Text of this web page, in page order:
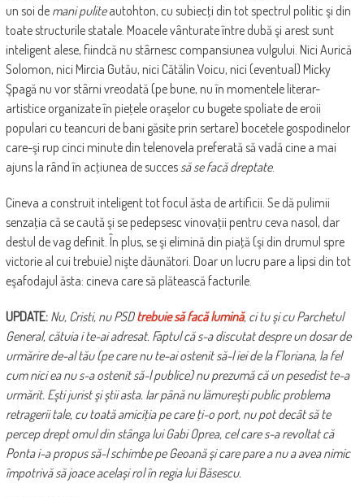
un soi de mani puliteautohton, cu subiecţi din tot spectrul politic şi din
toate structurile statale. Moacele vânturate între dubă şi arest sunt
inteligent alese, fiindcă nu stârnesc compansiunea vulgului. Nici Aurică
Solomon, nici Mircia Gutău, nici Cătălin Voicu, nici (eventual) Micky
Şpagă nu vor stârni vreodată (pe bune, nu în momentele literar-
artistice organizate în pieţele oraşelor cu bugete spoliate de eroii
populari cu teancuri de bani găsite prin sertare) bocetele gospodinelor
care-şi rup cinci minute din telenovela preferată să vadă cine a mai
ajuns la rând în acţiunea de succes să se facă dreptate.
Cineva a construit inteligent tot focul ăsta de artificii. Se dă pulimii
senzaţia că se caută şi se pedepsesc vinovaţii pentru ceva nasol, dar
destul de vag definit. În plus, se şi elimină din piaţă (şi din drumul spre
victorie al cui trebuie) nişte dăunători. Doar un lucru pare a lipsi din tot
eşafodajul ăsta: cineva care să plătească facturile.
UPDATE: Nu, Cristi, nu PSDtrebuie să facă lumină, ci tu şi cu Parchetul
General, cătuia i te-ai adresat. Faptul că s-a discutat despre un dosar de
urmărire de-al tău (pe care nu te-ai ostenit să-l iei de la Floriana, la fel
cum nici ea nu s-a ostenit să-l publice) nu prezumă că un pesedist te-a
urmărit. Eşti jurist şi ştii asta. Iar până nu lămureşti public problema
retragerii tale, cu toată amiciţia pe care ţi-o port, nu pot decât să te
percep drept omul din stânga lui Gabi Oprea, cel care s-a revoltat că
Ponta i-a propus să-l schimbe pe Geoană şi care pare a nu a avea nimic
împotrivă să joace acelaşi rol în regia lui Băsescu.